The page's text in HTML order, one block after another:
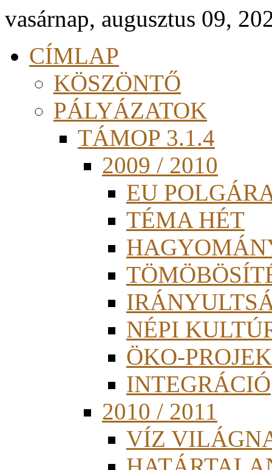
vasárnap, augusztus 09,
CÍMLAP
KÖSZÖNTŐ
PÁLYÁZATOK
TÁMOP 3.1.4
2009 / 2010
EU
TÉMA HÉT
NÉPI
ÖKO-
INTEGRÁCIÓ
2010 / 2011
VÍZ